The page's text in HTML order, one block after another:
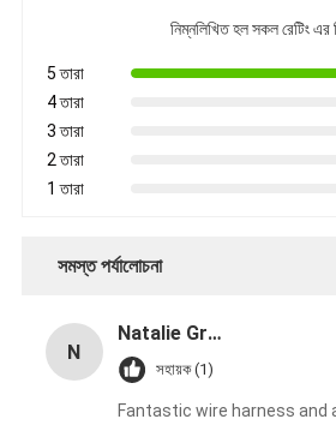
নিম্নলিখিত হল সকল রেটিং এর
5 তারা
4 তারা
3 তারা
2 তারা
1 তারা
সমস্ত পর্যালোচনা
N
Natalie Green
সহায়ক (1)
Fantastic wire harness and